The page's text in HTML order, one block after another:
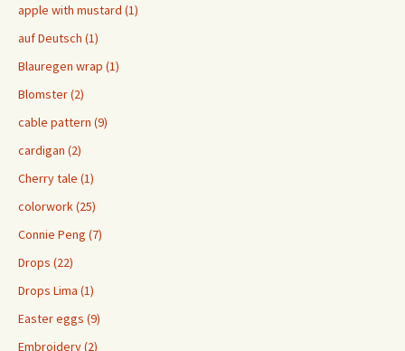
apple with mustard (1)
auf Deutsch (1)
Blauregen wrap (1)
Blomster (2)
cable pattern (9)
cardigan (2)
Cherry tale (1)
colorwork (25)
Connie Peng (7)
Drops (22)
Drops Lima (1)
Easter eggs (9)
Embroidery (2)